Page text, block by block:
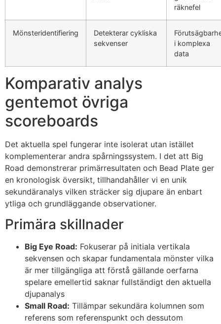
satın al
panel
panel
panel
panel
panel
panel
panel
panel
panel
panel
panel
panel
räknefel
Mönsteridentifiering
Detekterar cykliska
sekvenser
i komplexa
data
Komparativ analys
gentemot övriga
scoreboards
Det aktuella spel fungerar inte isolerat utan istället
komplementerar andra spårningssystem. I det att Big
Road demonstrerar primärresultaten och Bead Plate ger
en kronologisk översikt, tillhandahåller vi en unik
sekundäranalys vilken sträcker sig djupare än enbart
ytliga och grundläggande observationer.
Primära skillnader
Big Eye Road: Fokuserar på initiala vertikala
sekvensen och skapar fundamentala mönster vilka
är mer tillgängliga att förstå gällande oerfarna
spelare emellertid saknar fullständigt den aktuella
djupanalys
Small Road: Tillämpar sekundära kolumnen som
referens som referenspunkt och dessutom